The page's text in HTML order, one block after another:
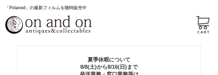
「Polaroid」の最新フィルムを随時販売中
夏季休暇について
8/8(土)から8/16(日)まで
発送業務・窓口業務等は